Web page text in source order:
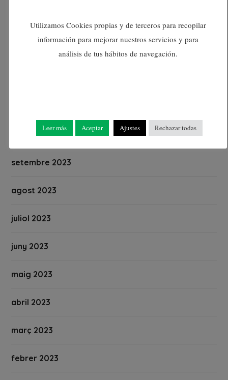
febrer 2024
octubre 2023
setembre 2023
agost 2023
juliol 2023
juny 2023
maig 2023
abril 2023
març 2023
febrer 2023
Utilizamos Cookies propias y de terceros para recopilar
información para mejorar nuestros servicios y para
análisis de tus hábitos de navegación.
Leer más Aceptar Ajustes Rechazar todas